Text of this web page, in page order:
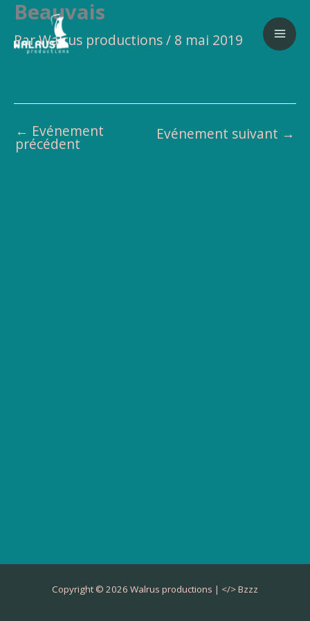
Aller
contenu
Beauvais
ParWalrus productions/ 8 mai 2019
← Evénement
précédent
Evénement suivant →
Copyright © 2026 Walrus productions | </>Bzzz